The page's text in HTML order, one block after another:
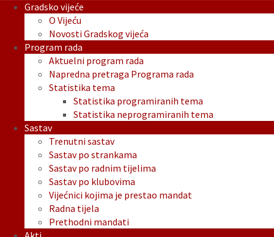
Gradsko vijeće
O Vijeću
Novosti Gradskog vijeća
Program rada
Aktuelni program rada
Napredna pretraga Programa rada
Statistika tema
Statistika programiranih tema
Statistika neprogramiranih tema
Sastav
Trenutni sastav
Sastav po strankama
Sastav po radnim tijelima
Sastav po klubovima
Vijećnici kojima je prestao mandat
Radna tijela
Prethodni mandati